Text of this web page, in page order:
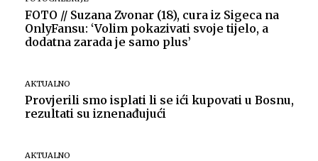
FOTO // Suzana Zvonar (18), cura iz Sigeca na
OnlyFansu: ‘Volim pokazivati svoje tijelo, a
dodatna zarada je samo plus’
AKTUALNO
Provjerili smo isplati li se ići kupovati u Bosnu,
rezultati su iznenađujući
AKTUALNO